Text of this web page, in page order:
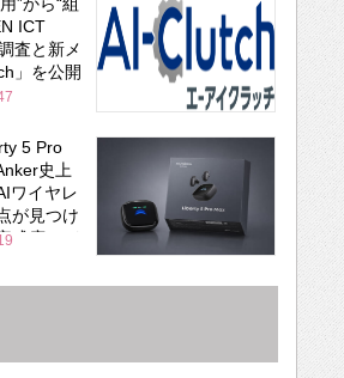
ICT
査と新メ
」を公開
5 Pro
史上
ワイヤレ
が見つけ
成度にび